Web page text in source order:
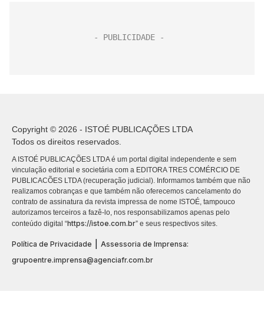
Copyright © 2026 - ISTOÉ PUBLICAÇÕES LTDA
Todos os direitos reservados.
A ISTOÉ PUBLICAÇÕES LTDA é um portal digital independente e sem
vinculação editorial e societária com a EDITORA TRES COMÉRCIO DE
PUBLICACÕES LTDA (recuperação judicial). Informamos também que não
realizamos cobranças e que também não oferecemos cancelamento do
contrato de assinatura da revista impressa de nome ISTOÉ, tampouco
autorizamos terceiros a fazê-lo, nos responsabilizamos apenas pelo
conteúdo digital “https://istoe.com.br” e seus respectivos sites.
Política de Privacidade
Assessoria de Imprensa:
grupoentre.imprensa@agenciafr.com.br